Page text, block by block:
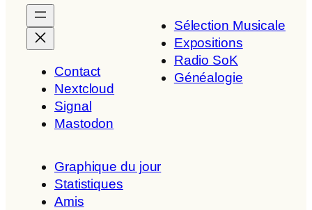
Contact
Nextcloud
Signal
Mastodon
Sélection Musicale
Expositions
Radio SoK
Généalogie
Graphique du jour
Statistiques
Amis